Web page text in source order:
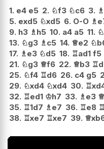
1. e4 e5 2. ♘f3 ♘c6 3. ♗
5. exd5 ♘xd5 6. O-O ♗
9. h3 ♗ h5 10. a4 a5 11. ♘
13. ♘g3 ♗ c5 14. ♕e2 ♘
17. ♗ e3 ♘d5 18. ♖ad1 f5
21. ♘g3 ♕f6 22. ♕b3 ♖
25. ♘f4 ♖d6 26. c4 g5
29. ♘xd4 ♘xd4 30. ♖
32. ♖ed1 ♔h7 33. ♗ e3 ♕
35. ♖1d7 ♗ e7 36. ♖e8 ♖
38. ♖xe7 ♖xe7 39. ♕